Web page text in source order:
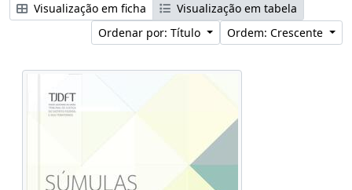
Visualização em ficha
Visualização em tabela
Ordenar por: Título
Ordem: Crescente